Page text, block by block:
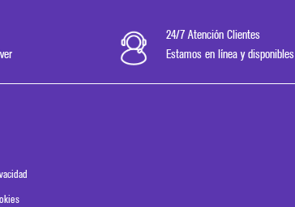
24/7 Atención Clientes
Estamos en línea y disponibles